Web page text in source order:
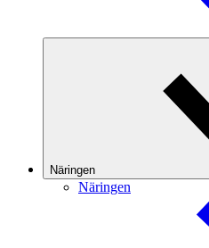
Näringen
Näringen